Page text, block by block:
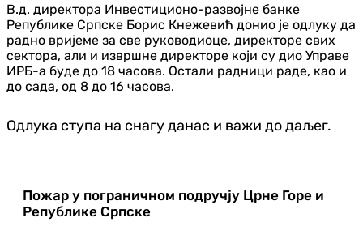
В.д. директора Инвестиционо-развојне банке
Републике Српске Борис Кнежевић донио је одлуку да
радно вријеме за све руководиоце, директоре свих
сектора, али и извршне директоре који су дио Управе
ИРБ-а буде до 18 часова. Остали радници раде, као и
до сада, од 8 до 16 часова.
Одлука ступа на снагу данас и важи до даљег.
Пожар у пограничном подручју Црне Горе и
Републике Српске